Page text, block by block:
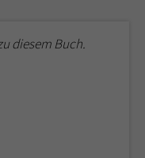
diesem Buch.